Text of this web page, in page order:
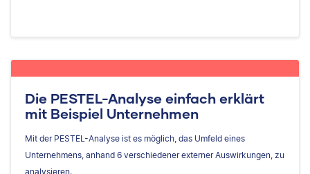
Die PESTEL-Analyse einfach erklärt
mit Beispiel Unternehmen
Mit der PESTEL-Analyse ist es möglich, das Umfeld eines
Unternehmens, anhand 6 verschiedener externer Auswirkungen, zu
analysieren.